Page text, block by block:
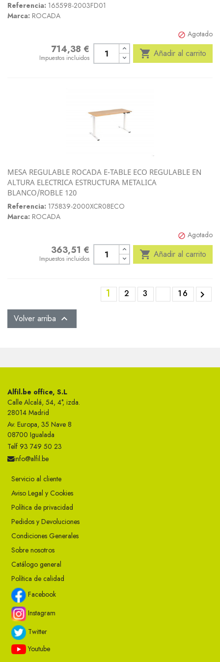
Referencia: 165598-2003FD01
Marca: ROCADA
 Agotado
Precio714,38 €
Impuestos incluidos  Añadir al carrito
MESA REGULABLE ROCADA E-TABLE ECO REGULABLE EN
ALTURA ELECTRICA ESTRUCTURA METALICA
BLANCO/ROBLE 120
Referencia: 175839-2000XCR08ECO
Marca: ROCADA
 Agotado
Precio363,51 €
Impuestos incluidos  Añadir al carrito
1 2 3 16 
Volver arriba 
Alfil.be office, S.L
Calle Alcalá, 54, 4°, izda.
28014 Madrid
Av. Europa, 35 Nave 8
08700 Igualada
Telf 93 749 50 23
info@alfil.be
Servicio al cliente
Aviso Legal y Cookies
Política de privacidad
Pedidos y Devoluciones
Condiciones Generales
Sobre nosotros
Catálogo general
Política de calidad
Facebook
Instagram
Twitter
Youtube